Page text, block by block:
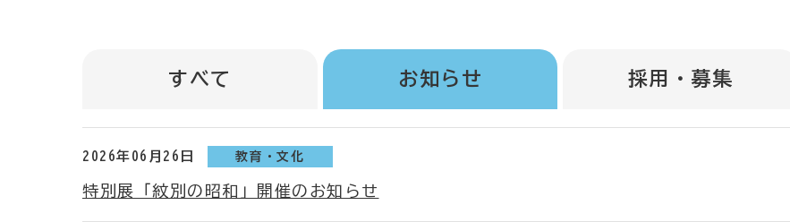
すべて お知らせ 採用・募集
2026年06月26日 教育・文化
特別展「紋別の昭和」開催のお知らせ